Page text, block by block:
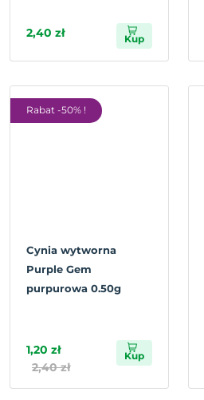
2,40 zł Kup
Rabat -50% !
Cynia wytworna
Purple Gem
purpurowa 0.50g
1,20 zł
2,40 zł
Kup